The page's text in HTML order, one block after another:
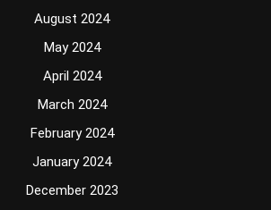
August 2024
May 2024
April 2024
March 2024
February 2024
January 2024
December 2023